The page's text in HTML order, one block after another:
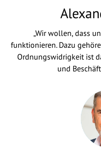
„Wir wollen, dass
funktionieren. Dazu
Ordnungswidrigkeit ist
und